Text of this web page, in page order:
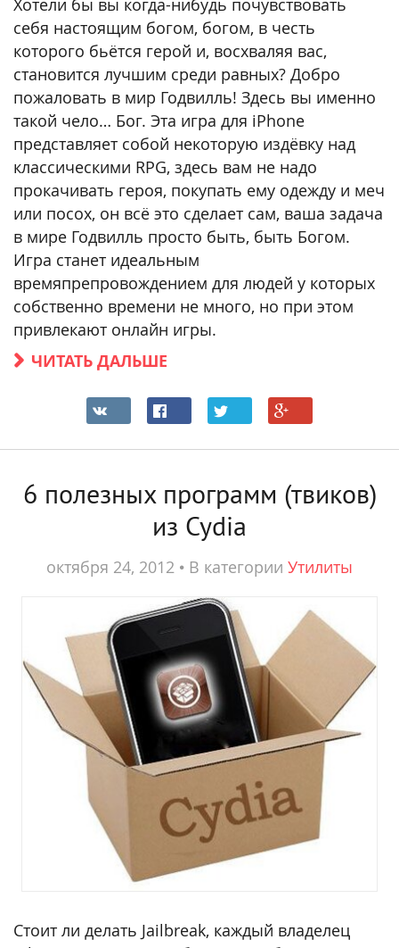
Хотели бы вы когда-нибудь почувствовать
себя настоящим богом, богом, в честь
которого бьётся герой и, восхваляя вас,
становится лучшим среди равных? Добро
пожаловать в мир Годвилль! Здесь вы именно
такой чело… Бог. Эта игра для iPhone
представляет собой некоторую издёвку над
классическими RPG, здесь вам не надо
прокачивать героя, покупать ему одежду и меч
или посох, он всё это сделает сам, ваша задача
в мире Годвилль просто быть, быть Богом.
Игра станет идеальным
времяпрепровождением для людей у которых
собственно времени не много, но при этом
привлекают онлайн игры.
ЧИТАТЬ ДАЛЬШЕ
6 полезных программ (твиков)
из Cydia
октября 24, 2012 • В категории Утилиты
Стоит ли делать Jailbreak, каждый владелец